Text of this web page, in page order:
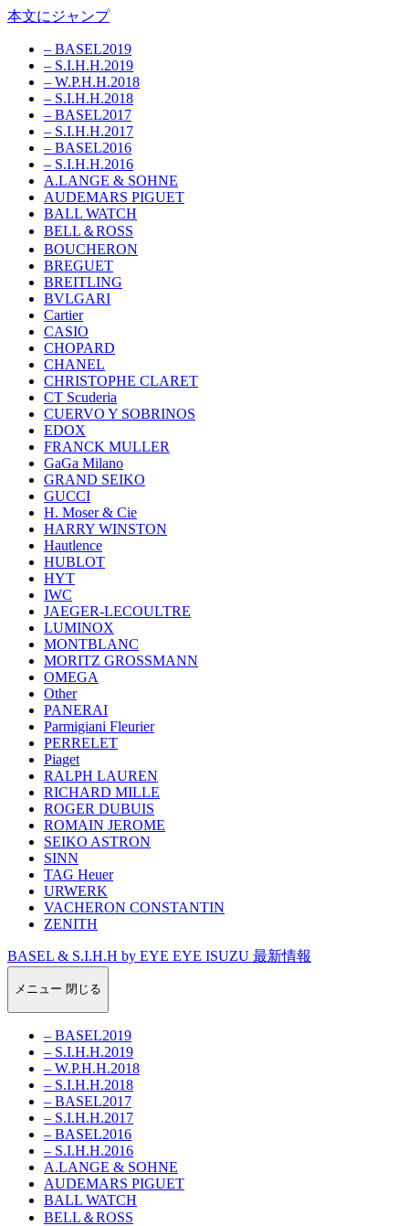
本文にジャンプ
– BASEL2019
– S.I.H.H.2019
– W.P.H.H.2018
– S.I.H.H.2018
– BASEL2017
– S.I.H.H.2017
– BASEL2016
– S.I.H.H.2016
A.LANGE & SOHNE
AUDEMARS PIGUET
BALL WATCH
BELL＆ROSS
BOUCHERON
BREGUET
BREITLING
BVLGARI
Cartier
CASIO
CHOPARD
CHANEL
CHRISTOPHE CLARET
CT Scuderia
CUERVO Y SOBRINOS
EDOX
FRANCK MULLER
GaGa Milano
GRAND SEIKO
GUCCI
H. Moser & Cie
HARRY WINSTON
Hautlence
HUBLOT
HYT
IWC
JAEGER-LECOULTRE
LUMINOX
MONTBLANC
MORITZ GROSSMANN
OMEGA
Other
PANERAI
Parmigiani Fleurier
PERRELET
Piaget
RALPH LAUREN
RICHARD MILLE
ROGER DUBUIS
ROMAIN JEROME
SEIKO ASTRON
SINN
TAG Heuer
URWERK
VACHERON CONSTANTIN
ZENITH
BASEL & S.I.H.H by EYE EYE ISUZU 最新情報
メニュー 閉じる
– BASEL2019
– S.I.H.H.2019
– W.P.H.H.2018
– S.I.H.H.2018
– BASEL2017
– S.I.H.H.2017
– BASEL2016
– S.I.H.H.2016
A.LANGE & SOHNE
AUDEMARS PIGUET
BALL WATCH
BELL＆ROSS